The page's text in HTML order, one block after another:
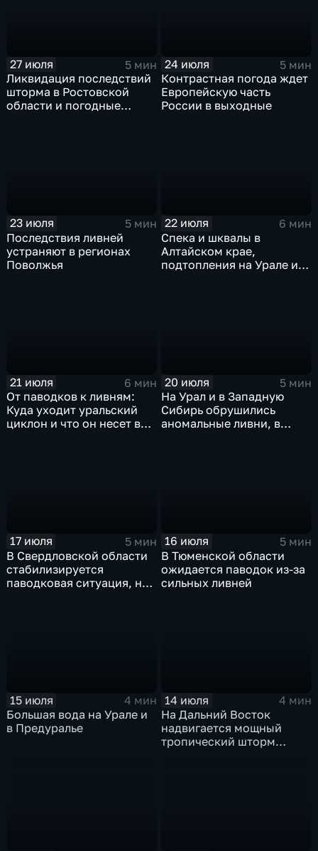
27 июля
5 мин
Ликвидация последствий
шторма в Ростовской
области и погодные
24 июля
5 мин
Контрастная погода ждет
Европейскую часть
России в выходные
23 июля
5 мин
Последствия ливней
устраняют в регионах
Поволжья
22 июля
6 мин
Спека и шквалы в
Алтайском крае,
подтопления на Урале и
21 июля
6 мин
От паводков к ливням:
Куда уходит уральский
циклон и что он несет в
20 июля
5 мин
На Урал и в Западную
Сибирь обрушились
аномальные ливни, в
17 июля
5 мин
В Свердловской области
стабилизируется
паводковая ситуация, но
16 июля
5 мин
В Тюменской области
ожидается паводок из-за
сильных ливней
15 июля
4 мин
Большая вода на Урале и
в Предуралье
14 июля
4 мин
На Дальний Восток
надвигается мощный
тропический шторм